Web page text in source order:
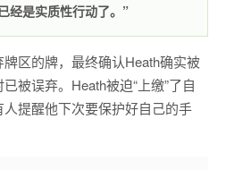
经是实质性行动了。”
区的牌，最终确认Heath确实被
被误弃。Heath被迫“上缴”了自
提醒他下次要保护好自己的手